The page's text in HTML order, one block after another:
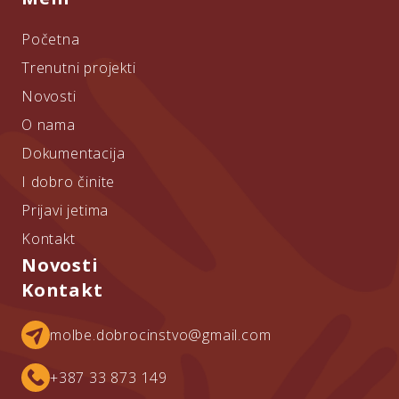
Početna
Trenutni projekti
Novosti
O nama
Dokumentacija
I dobro činite
Prijavi jetima
Kontakt
Novosti
Kontakt
molbe.dobrocinstvo@gmail.com
+387 33 873 149